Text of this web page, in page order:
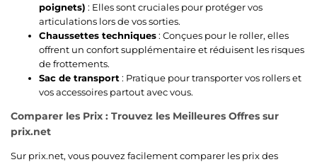
poignets) : Elles sont cruciales pour protéger vos
articulations lors de vos sorties.
Chaussettes techniques: Conçues pour le roller, elles
offrent un confort supplémentaire et réduisent les risques
de frottements.
Sac de transport : Pratique pour transporter vos rollers et
vos accessoires partout avec vous.
Comparer les Prix : Trouvez les Meilleures Offres sur
prix.net
Sur prix.net, vous pouvez facilement comparer les prix des